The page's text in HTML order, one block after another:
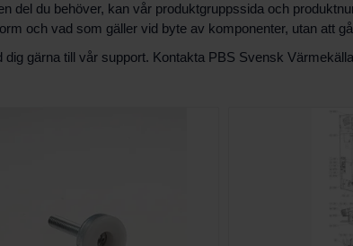
del du behöver, kan vår produktgruppssida och
och vad som gäller vid byte av komponenter, utan att
gärna till vår support. Kontakta PBS Svensk